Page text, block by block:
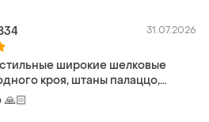
31.07.2026
широкие шелковые
кроя, штаны палаццо,
шелк, брюки оверсайз